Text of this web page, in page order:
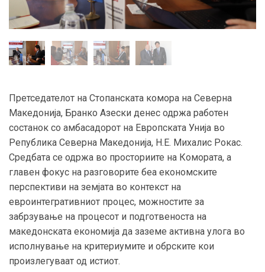
Претседателот на Стопанската комора на Северна
Македонија, Бранко Азески денес одржа работен
состанок со амбасадорот на Европската Унија во
Република Северна Македонија, Н.Е. Михалис Рокас.
Средбата се одржа во просториите на Комората, а
главен фокус на разговорите беа економските
перспективи на земјата во контекст на
евроинтегративниот процес, можностите за
забрзување на процесот и подготвеноста на
македонската економија да заземе активна улога во
исполнување на критериумите и обрските кои
произлегуваат од истиот.